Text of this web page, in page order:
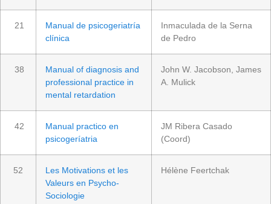
21
Manual de psicogeriatría
clínica
Inmaculada de la Serna
de Pedro
38
Manual of diagnosis and
professional practice in
mental retardation
John W. Jacobson, James
A. Mulick
42
Manual practico en
psicogeríatria
JM Ribera Casado
(Coord)
52
Les Motivations et les
Valeurs en Psycho-
Sociologie
Hélène Feertchak